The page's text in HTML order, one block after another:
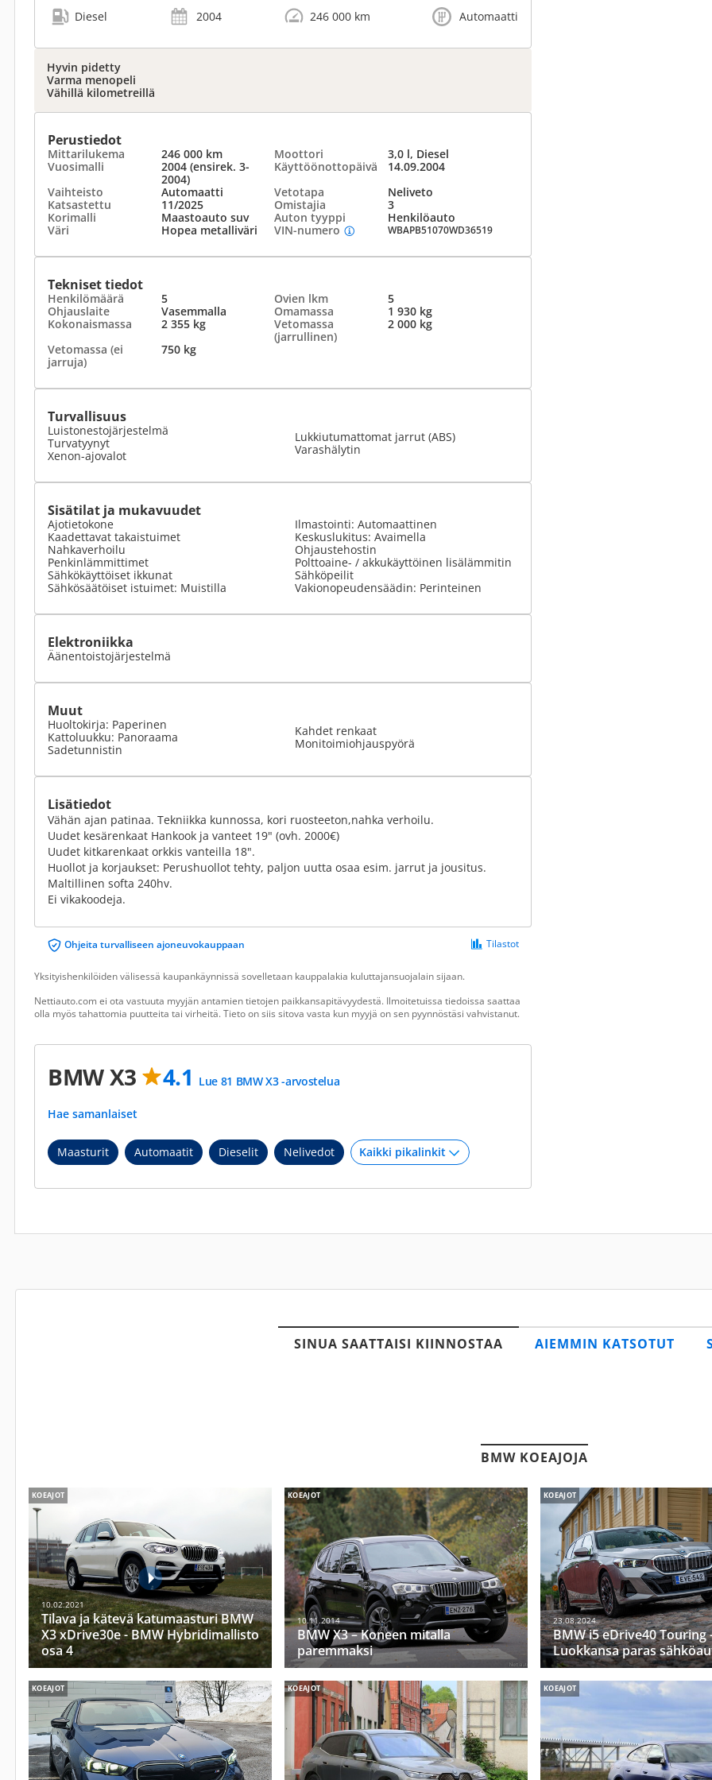
Diesel 2004 246 000 km Automaatti
Hyvin pidetty
Varma menopeli
Vähillä kilometreillä
Perustiedot
Mittarilukema 246 000 km Moottori
3,0 l, Diesel
Vuosimalli
2004 (ensirek. 3-
2004)
Käyttöönottopäivä
14.09.2004
Vaihteisto
Automaatti Vetotapa
Neliveto
Katsastettu
11/2025 Omistajia
3
Korimalli
Maastoauto suv Auton tyyppi
Henkilöauto
Väri
Hopea metalliväri VIN-numero WBAPB51070WD36519
Tekniset tiedot
Henkilömäärä 5 Ovien lkm
5
Ohjauslaite
Vasemmalla Omamassa
1 930 kg
Kokonaismassa
2 355 kg
Vetomassa
(jarrullinen)
2 000 kg
Vetomassa (ei
jarruja)
750 kg
Turvallisuus
Luistonestojärjestelmä
Turvatyynyt
Xenon-ajovalot
Lukkiutumattomat jarrut (ABS)
Varashälytin
Sisätilat ja mukavuudet
Ajotietokone
Kaadettavat takaistuimet
Nahkaverhoilu
Penkinlämmittimet
Sähkökäyttöiset ikkunat
Sähkösäätöiset istuimet: Muistilla
Ilmastointi: Automaattinen
Keskuslukitus: Avaimella
Ohjaustehostin
Polttoaine- / akkukäyttöinen lisälämmitin
Sähköpeilit
Vakionopeudensäädin: Perinteinen
Elektroniikka
Äänentoistojärjestelmä
Muut
Huoltokirja: Paperinen
Kattoluukku: Panoraama
Sadetunnistin
Kahdet renkaat
Monitoimiohjauspyörä
Lisätiedot
Vähän ajan patinaa. Tekniikka kunnossa, kori ruosteeton,nahka verhoilu.
Uudet kesärenkaat Hankook ja vanteet 19" (ovh. 2000€)
Uudet kitkarenkaat orkkis vanteilla 18".
Huollot ja korjaukset: Perushuollot tehty, paljon uutta osaa esim. jarrut ja jousitus.
Maltillinen softa 240hv.
Ei vikakoodeja.
Ohjeita turvalliseen ajoneuvokauppaan Tilastot
Yksityishenkilöiden välisessä kaupankäynnissä sovelletaan kauppalakia kuluttajansuojalain sijaan.
Nettiauto.com ei ota vastuuta myyjän antamien tietojen paikkansapitävyydestä. Ilmoitetuissa tiedoissa saattaa
olla myös tahattomia puutteita tai virheitä. Tieto on siis sitova vasta kun myyjä on sen pyynnöstäsi vahvistanut.
BMW X3 4.1 Lue 81 BMW X3 -arvostelua
Hae samanlaiset
Maasturit Automaatit Dieselit Nelivedot
SINUA SAATTAISI KIINNOSTAA AIEMMIN KATSOTUT
BMW KOEAJOJA
KOEAJOT
10.02.2021
Tilava ja kätevä katumaasturi BMW
X3 xDrive30e - BMW Hybridimallisto
osa 4
KOEAJOT
10.11.2014
BMW X3 – Koneen mitalla
paremmaksi
KOEAJOT
23.08.2024
BMW i5 eDrive40 Touring
Luokkansa paras
KOEAJOT KOEAJOT KOEAJOT